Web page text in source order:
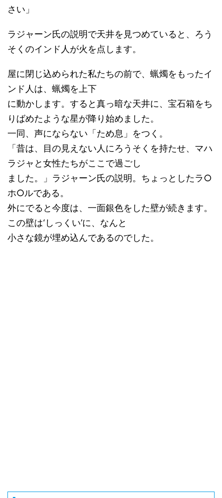
さい」
ラジャーン氏の説明で天井を見つめていると、ろう
そくのインド人が火を点します。
屋に閉じ込められた私たちの前で、蝋燭をもったイ
ンド人は、蝋燭を上下
に動かします。すると真っ暗な天井に、宝石箱をち
りばめたような星が降り始めました。
一同、声にならない「ため息」をつく。
「昔は、目の見えない人にろうそくを持たせ、マハ
ラジャと女性たちがここで過ごし
ました。」ラジャーン氏の説明。ちょっとしたラ○
ホ○ルである。
外にでると今度は、一面銀色をした壁が続きます。
この壁は‘しっくい’に、なんと
小さな鏡が埋め込んであるのでした。